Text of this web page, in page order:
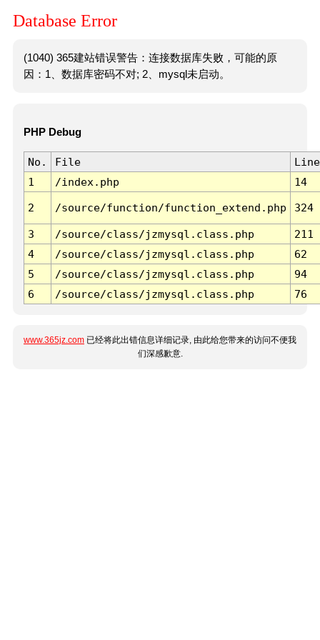
Database Error
(1040) 365建站错误警告：连接数据库失败，可能的原
因：1、数据库密码不对; 2、mysql未启动。
PHP Debug
No. File
Line
1
/index.php 14
2 /source/function/function_extend.php 324
3 /source/class/jzmysql.class.php
211
4
/source/class/jzmysql.class.php
62
5
/source/class/jzmysql.class.php
94
6
/source/class/jzmysql.class.php 76
www.365jz.com 已经将此出错信息详细记录, 由此给您带来的访问不便我
们深感歉意.